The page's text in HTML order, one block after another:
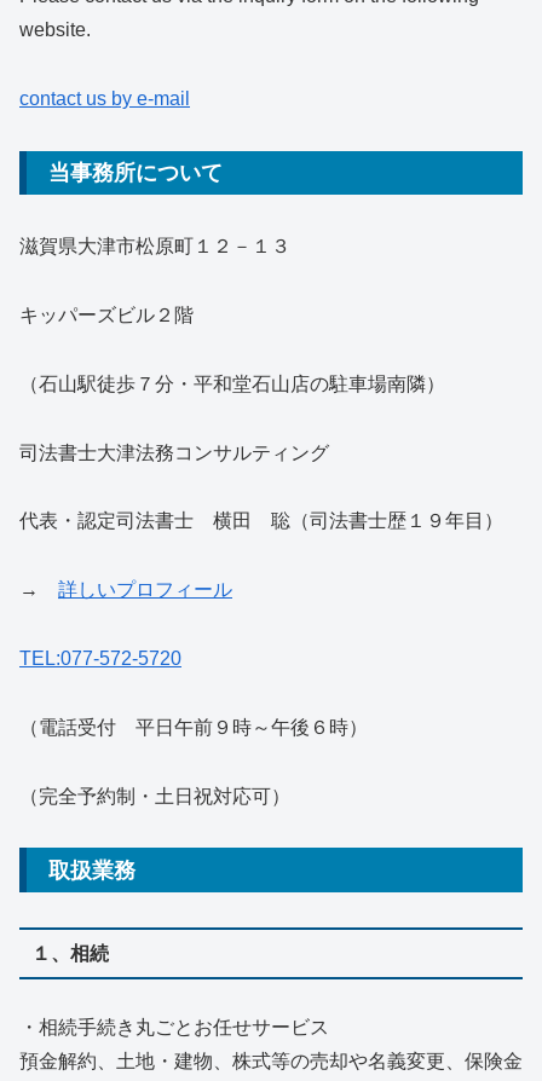
website.
contact us by e-mail
当事務所について
滋賀県大津市松原町１２－１３
キッパーズビル２階
（石山駅徒歩７分・平和堂石山店の駐車場南隣）
司法書士大津法務コンサルティング
代表・認定司法書士 横田 聡（司法書士歴１９年目）
→ 詳しいプロフィール
TEL:077-572-5720
（電話受付 平日午前９時～午後６時）
（完全予約制・土日祝対応可）
取扱業務
１、相続
・相続手続き丸ごとお任せサービス
預金解約、土地・建物、株式等の売却や名義変更、保険金